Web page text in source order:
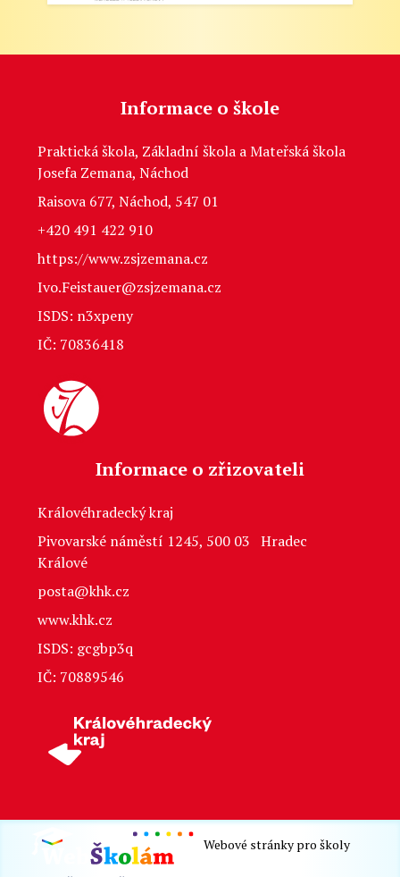
Informace o škole
Praktická škola, Základní škola a Mateřská škola
Josefa Zemana, Náchod
Raisova 677, Náchod, 547 01
+420 491 422 910
https://www.zsjzemana.cz
Ivo.Feistauer@zsjzemana.cz
ISDS: n3xpeny
IČ: 70836418
Informace o zřizovateli
Královéhradecký kraj
Pivovarské náměstí 1245, 500 03 Hradec
Králové
posta@khk.cz
www.khk.cz
ISDS: gcgbp3q
IČ: 70889546
Webové stránky pro školy